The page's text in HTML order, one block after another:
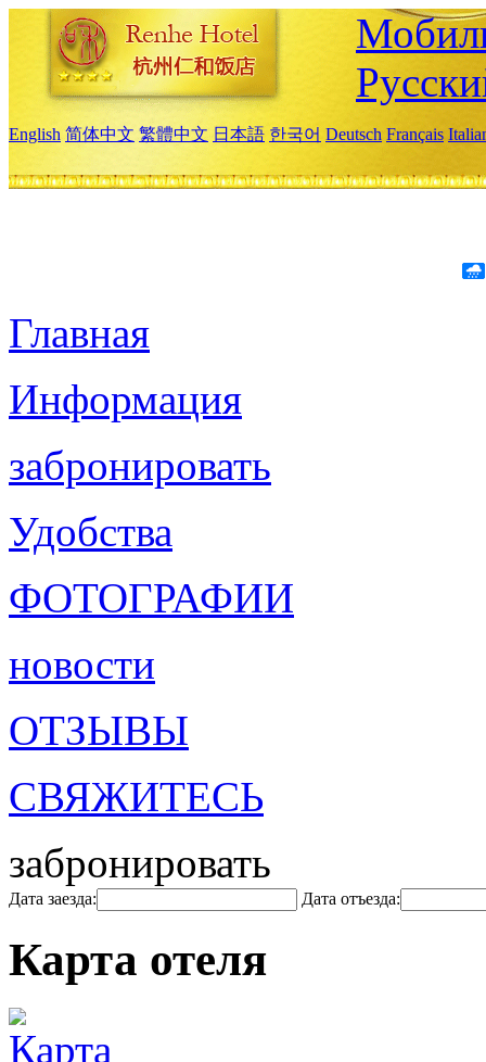
English 简体中文 繁體中文 日本語 한국어 Deutsch Français
Главная
Информация
забронировать
Удобства
ФОТОГРАФИИ
новости
ОТЗЫВЫ
СВЯЖИТЕСЬ
забронировать
Дата заезда: Дата отъезда:
Карта отеля